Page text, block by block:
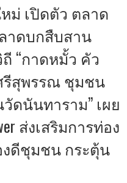
ม่ เปิดตัว ตลาด
าดบกสืบสาน
“กาดหมั้ว คัว
รีสุพรรณ ชุมชน
ดนันทาราม” เผย
ส่งเสริมการท่อง
ดีชุมชน กระตุ้น